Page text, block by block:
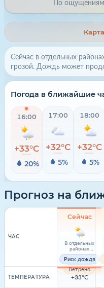
По
Сейчас в отдельных
грозой. Дождь может
Погода в ближайшие
16:00
+33°C
20%
17:00
+32°C
5%
18:00
+32°C
5%
Прогноз на
ЧАС
ТЕМПЕРАТУРА
Сейчас
В отдельных
районах
местами
небольшой
дождь с грозой
Риск дождя
Ветрено
+33°C